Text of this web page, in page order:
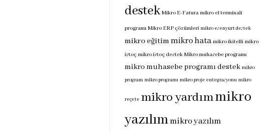
destek Mikro E-Fatura mikro el terminali
programı Mikro ERP çözümleri mikro esenyurt destek
mikro eğitimmikro hata mikro ikitelli mikro
istoç mikro istoç destek Mikro muhasebe programı
mikro muhasebe programı destek mikro
program mikro programı mikro proje entegrasyonu mikro
reçete mikro yardımmikro
yazılımmikro yazılım